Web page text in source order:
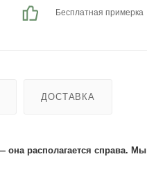
Бесплатная примерка
ДОСТАВКА
располагается справа. Мы